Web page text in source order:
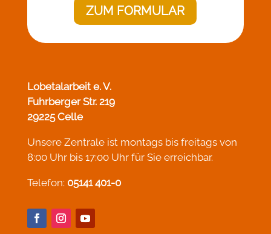
ZUM FORMULAR
Lobetalarbeit e. V.
Fuhrberger Str. 219
29225 Celle
Unsere Zentrale ist montags bis freitags von
8:00 Uhr bis 17:00 Uhr für Sie erreichbar.
Telefon: 05141 401-0